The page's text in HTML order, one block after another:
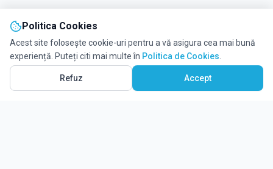
Politica Cookies
Acest site folosește cookie-uri pentru a vă asigura cea mai bună
experiență. Puteți citi mai multe în Politica de Cookies
Refuz Accept